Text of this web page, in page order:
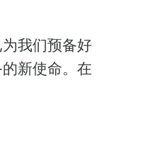
我们预备好
新使命。在